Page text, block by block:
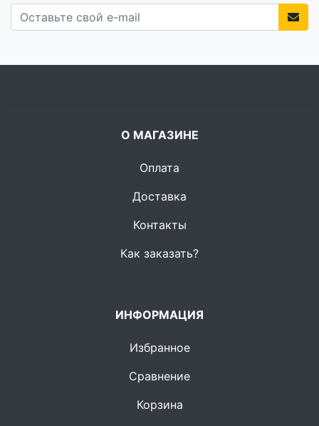
О МАГАЗИНЕ
Оплата
Доставка
Контакты
Как заказать?
ИНФОРМАЦИЯ
Избранное
Сравнение
Корзина